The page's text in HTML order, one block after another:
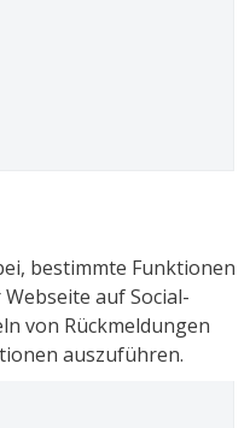
bestimmte Funktionen
auf Social-
von Rückmeldungen
auszuführen.